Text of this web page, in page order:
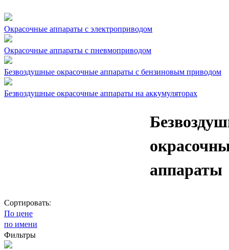
Окрасочные аппараты с электроприводом
Окрасочные аппараты с пневмоприводом
Безвоздушные окрасочные аппараты с бензиновым приводом
Безвоздушные окрасочные аппараты на аккумуляторах
аппараты
Сортировать:
По цене
по имени
Фильтры